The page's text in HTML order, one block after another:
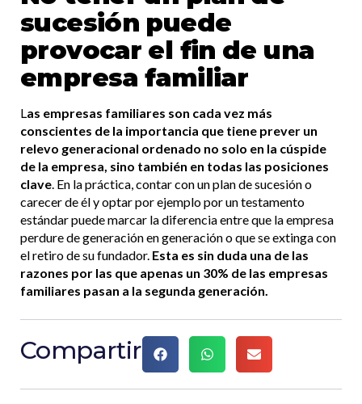
sucesión puede
provocar el fin de una
empresa familiar
Las empresas familiares son cada vez más
conscientes de la importancia que tiene prever un
relevo generacional ordenado no solo en la cúspide
de la empresa, sino también en todas las posiciones
clave. En la práctica, contar con un plan de sucesión o
carecer de él y optar por ejemplo por un testamento
estándar puede marcar la diferencia entre que la empresa
perdure de generación en generación o que se extinga con
el retiro de su fundador. Esta es sin duda una de las
razones por las que apenas un 30% de las empresas
familiares pasan a la segunda generación.
Compartir